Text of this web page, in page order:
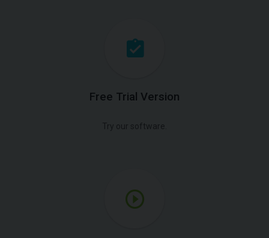
Free Trial Version
Try our software.